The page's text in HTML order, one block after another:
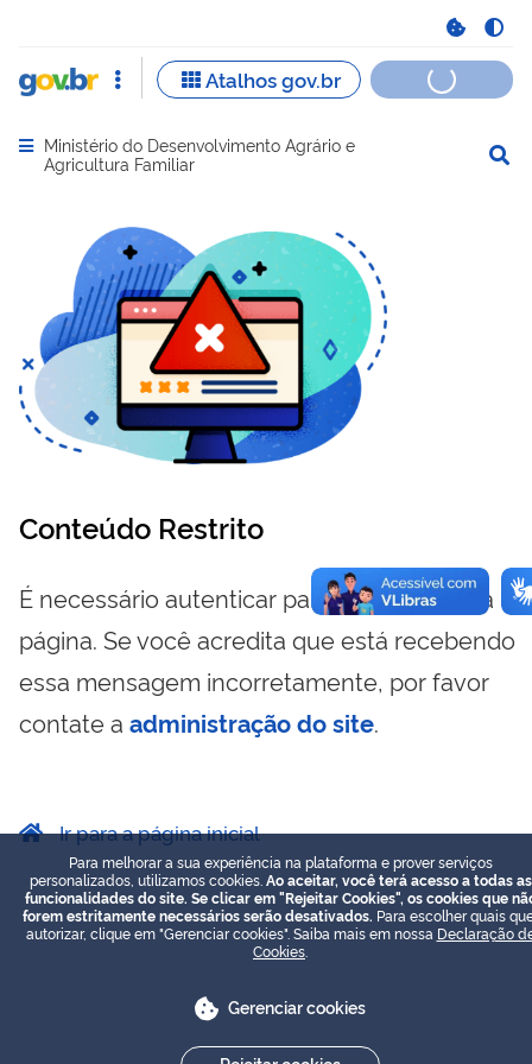
Abrir menu principal de navegação
Ministério do Desenvolvimento Agrário e
Agricultura Familiar
Conteúdo Restrito
É necessário autenticar para visualizar essa
página. Se você acredita que está recebendo
essa mensagem incorretamente, por favor
contate a administração do site.
Ir para a página inicial
Para melhorar a sua experiência na plataforma e prover serviços
personalizados, utilizamos cookies. Ao aceitar, você terá acesso a todas as
funcionalidades do site. Se clicar em "Rejeitar Cookies", os cookies que
forem estritamente necessários serão desativados. Para escolher quais
autorizar, clique em "Gerenciar cookies". Saiba mais em nossa Declaração
Cookies
Gerenciar cookies